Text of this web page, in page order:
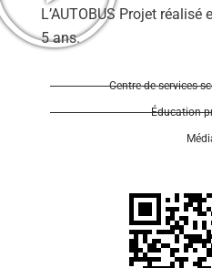
L’AUTOBUS Projet
5 ans.
Centre de services
Éducation